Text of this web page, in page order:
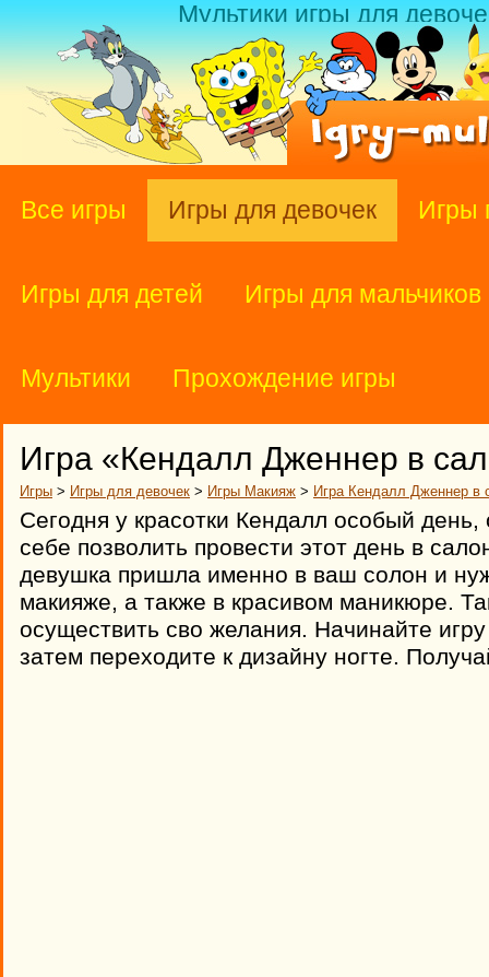
Мультики игры для
Все игры Игры для девочек Игры
Игры для детей Игры для мальчиков
Мультики Прохождение игры
Игра «Кендалл Дженнер в
Игры > Игры для девочек > Игры Макияж > Игра Кендалл Дженнер в
Сегодня у красотки Кендалл особый
себе позволить провести этот день в
девушка пришла именно в ваш солон и
макияже, а также в красивом маникюре.
осуществить сво желания. Начинайте
затем переходите к дизайну ногте.